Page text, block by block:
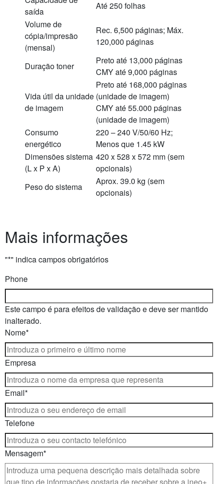
saída
Até 250 folhas
Volume de
cópia/impresão
(mensal)
Rec. 6,500 páginas; Máx.
120,000 páginas
Duração toner
Preto até 13,000 páginas
CMY até 9,000 páginas
Vida útil da unidade
de imagem
Preto até 168,000 páginas
(unidade de imagem)
CMY até 55.000 páginas
(unidade de imagem)
Consumo
energético
220 – 240 V/50/60 Hz;
Menos que 1.45 kW
Dimensões sistema
(L x P x A)
420 x 528 x 572 mm (sem
opcionais)
Peso do sistema
Aprox. 39.0 kg (sem
opcionais)
Mais informações
"*" indica campos obrigatórios
Phone
Este campo é para efeitos de validação e deve ser mantido
inalterado.
Nome*
Empresa
Email*
Telefone
Mensagem*